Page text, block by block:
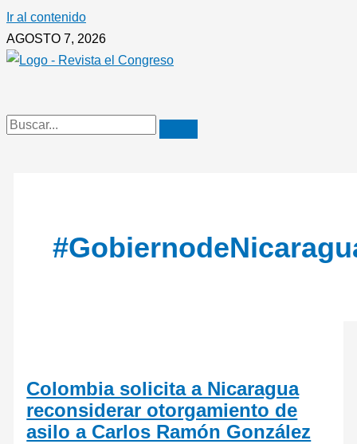
Ir al contenido
AGOSTO 7, 2026
Colombia solicita a Nicaragua
reconsiderar otorgamiento de
asilo a Carlos Ramón González